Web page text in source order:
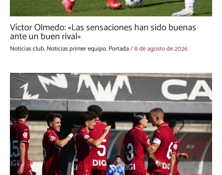
Víctor Olmedo: «Las sensaciones han sido buenas
ante un buen rival»
Noticias club,Noticias primer equipo,Portada/8 de agosto de 2026